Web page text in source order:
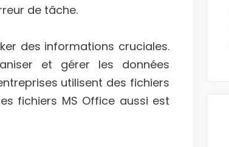
de tâche.
des informations cruciales.
et gérer les données
utilisent des fichiers
fichiers MS Office aussi est